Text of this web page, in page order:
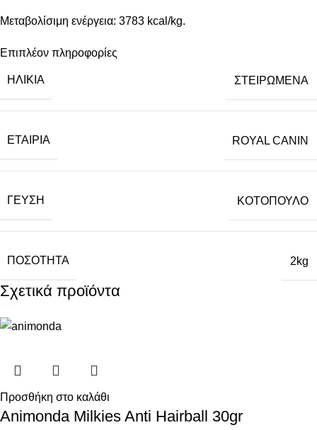
Μεταβολίσιμη ενέργεια: 3783 kcal/kg.
Επιπλέον πληροφορίες
ΗΛΙΚΙΑ ΣΤΕΙΡΩΜΕΝΑ
ΕΤΑΙΡΙΑ ROYAL CANIN
ΓΕΥΣΗ ΚΟΤΟΠΟΥΛΟ
ΠΟΣΟΤΗΤΑ 2kg
Σχετικά προϊόντα
Προσθήκη στο καλάθι
Animonda Milkies Anti Hairball 30gr